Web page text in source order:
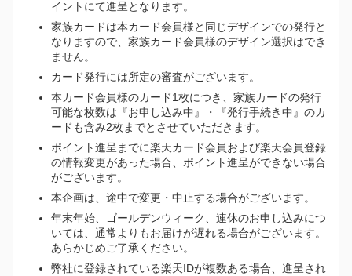
イントにて進呈となります。
家族カードは本カード会員様と同じデザインでの発行と
なりますので、家族カード会員様のデザイン選択はでき
ません。
カード発行には所定の審査がございます。
本カード会員様のカード1枚につき、家族カードの発行
可能な枚数は『お申し込み中』・『発行手続き中』のカ
ードも含み2枚までとさせていただきます。
ポイント進呈までに楽天カード会員および楽天会員登録
の情報変更があった場合、ポイント進呈ができない場合
がございます。
本企画は、途中で変更・中止する場合がございます。
年末年始、ゴールデンウィーク、連休のお申し込みにつ
いては、通常よりもお届けが遅れる場合がございます。
あらかじめご了承ください。
弊社に登録されている楽天IDが複数ある場合、進呈され